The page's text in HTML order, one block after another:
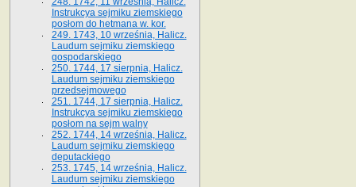
Instrukcya sejmiku ziemskiego
posłom do hetmana w. kor.
249. 1743, 10 września, Halicz.
Laudum sejmiku ziemskiego
gospodarskiego
250. 1744, 17 sierpnia, Halicz.
Laudum sejmiku ziemskiego
przedsejmowego
251. 1744, 17 sierpnia, Halicz.
Instrukcya sejmiku ziemskiego
posłom na sejm walny
252. 1744, 14 września, Halicz.
Laudum sejmiku ziemskiego
deputackiego
253. 1745, 14 września, Halicz.
Laudum sejmiku ziemskiego